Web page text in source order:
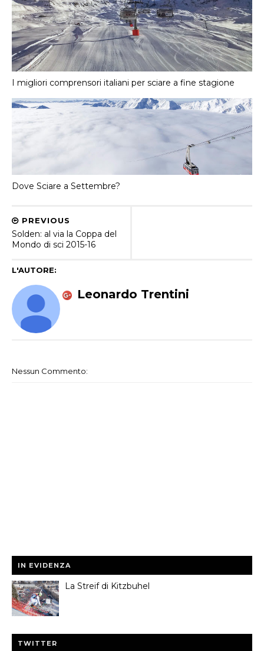
I migliori comprensori italiani per sciare a fine stagione
Dove Sciare a Settembre?
PREVIOUS
Solden: al via la Coppa del
Mondo di sci 2015-16
L'AUTORE:
Leonardo Trentini
Nessun Commento:
IN EVIDENZA
La Streif di Kitzbuhel
TWITTER